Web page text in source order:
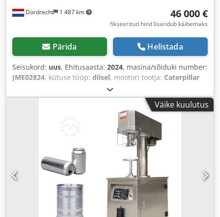
Dordrecht 1 487 km 46 000 €
fikseeritud hind lisandub käibemaks
Pärida Helistada
Seisukord: uus, Ehitusaasta: 2024, masina/sõiduki number:
JME02824, kütuse tüüp: diisel, mootori tootja: Caterpillar
Väike kuulutus